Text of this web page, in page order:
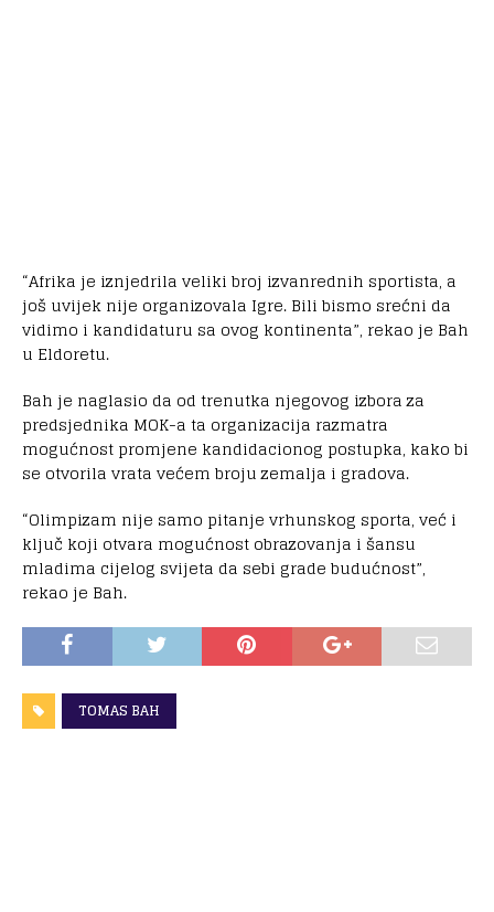
“Afrika je iznjedrila veliki broj izvanrednih sportista, a
još uvijek nije organizovala Igre. Bili bismo srećni da
vidimo i kandidaturu sa ovog kontinenta”, rekao je Bah
u Eldoretu.
Bah je naglasio da od trenutka njegovog izbora za
predsjednika MOK-a ta organizacija razmatra
mogućnost promjene kandidacionog postupka, kako bi
se otvorila vrata većem broju zemalja i gradova.
“Olimpizam nije samo pitanje vrhunskog sporta, već i
ključ koji otvara mogućnost obrazovanja i šansu
mladima cijelog svijeta da sebi grade budućnost”,
rekao je Bah.
TOMAS BAH